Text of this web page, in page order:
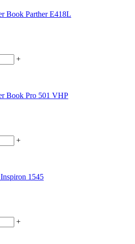
Book Parther E418L
+
Book Pro 501 VHP
+
1545
+